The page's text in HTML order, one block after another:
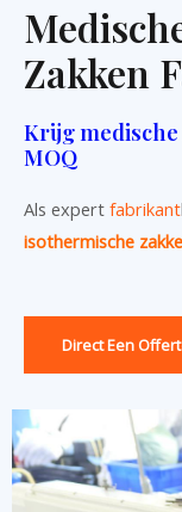
Zakken
Krijg
MOQ
Als expert fabrikant
isothermische
Direct Een